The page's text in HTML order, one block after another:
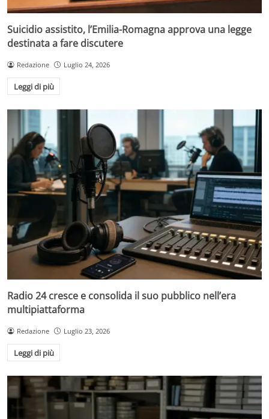
Suicidio assistito, l’Emilia-Romagna approva una legge
destinata a fare discutere
Redazione Luglio 24, 2026
Leggi di più
Radio 24 cresce e consolida il suo pubblico nell’era
multipiattaforma
Redazione Luglio 23, 2026
Leggi di più